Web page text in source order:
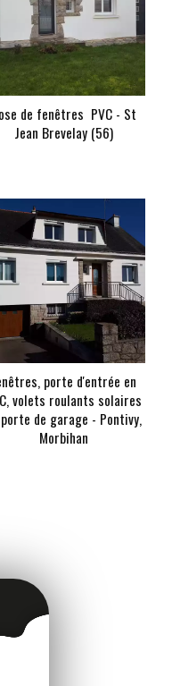
de fenêtres PVC - St
Jean Brevelay (56)
porte d'entrée en
volets roulants solaires
de garage - Pontivy,
Morbihan